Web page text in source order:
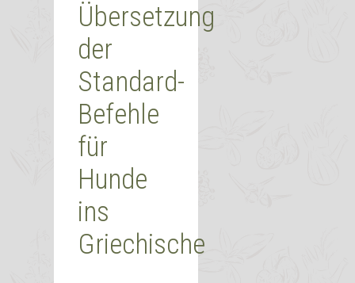
Übersetzung
der
Standard-
Befehle
für
Hunde
ins
Griechische